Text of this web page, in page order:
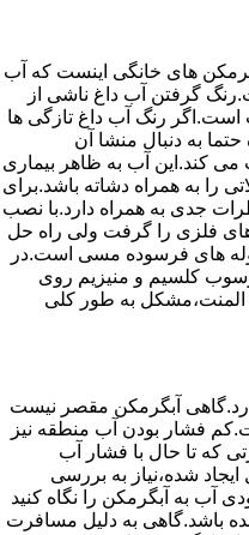
های خانگی اینست که آب
گرفتن آب داغ ناشی از
است.اگر رنگ آب داغ تازگی ها
به دنبال منشا آن
کند.این آب به ظاهر بیماری
را به همراه دشاته باشد.برای
جدی به همراه دارد.با نصب
فلزی را گرفت ولی راه حل
های فرسوده مسی است.در
کلسیم و منیزیم روی
المنت،مشکل به طور کلی
آبگرمکن مقصر نیست
فشار بودن آب منطقه نیز
که تا حال با فشار آب
شده،نیاز به بررسی
آب به آبگرمکن را نگاه کنید
باشد.گاهی به دلیل مسافرت